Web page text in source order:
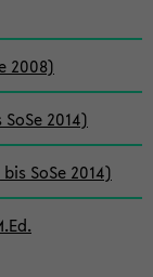
2008)
2014)
SoSe 2014)